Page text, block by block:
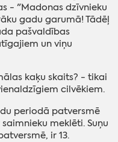
- "Madonas dzīvnieku
gadu garumā! Tādēļ
pašvaldības
un viņu
kaķu skaits? - tikai
cilvēkiem.
periodā patversmē
meklēti. Suņu
ir 13.